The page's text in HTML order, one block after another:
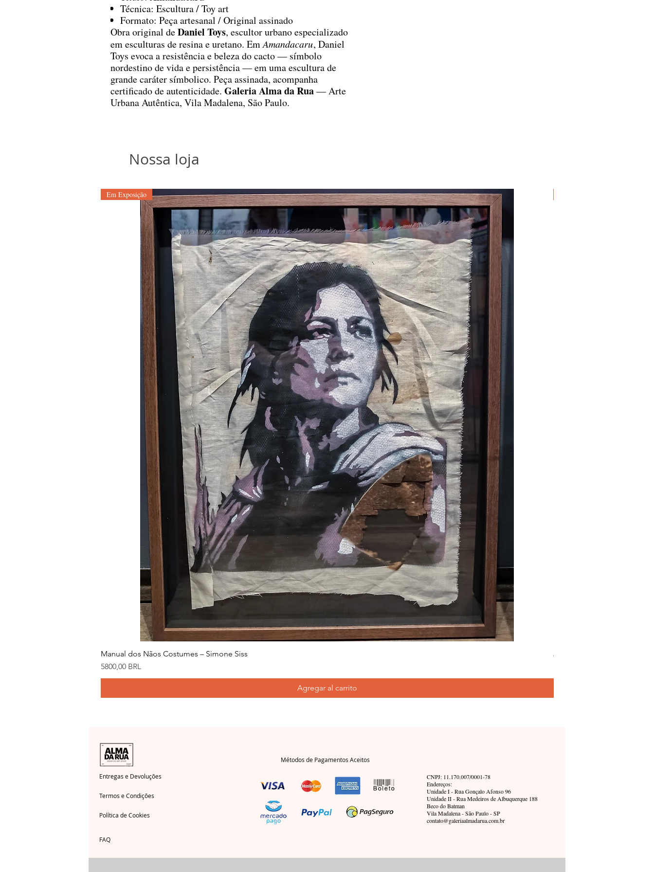
Técnica: Escultura / Toy art
Formato: Peça artesanal / Original assinado
Obra original deDaniel Toys, escultor urbano especializado
em esculturas de resina e uretano. EmAmandacaru, Daniel
Toys evoca a resistência e beleza do cacto — símbolo
nordestino de vida e persistência — em uma escultura de
grande caráter símbolico. Peça assinada, acompanha
certificado de autenticidade. Galeria Alma da Rua— Arte
Urbana Autêntica, Vila Madalena, São Paulo.
Nossa loja
Em Exposição
Manual dos Nãos Costumes – Simone Siss
Precio
5800,00 BRL
Agregar al carrito
Joana d. – Simone Siss
Entregas e Devoluções
Termos e Condições
Política de Cookies
Métodos de Pagamentos Aceitos
CNPJ: 11.170.007/0001-78
Endereços:
Unidade I - Rua Gonçalo Afonso 96
Unidade II - Rua Medeiros de Albuquerque 188
Beco do Batman
Vila Madalena - São Paulo - SP
contato@galeriaalmadarua.com.br
FAQ